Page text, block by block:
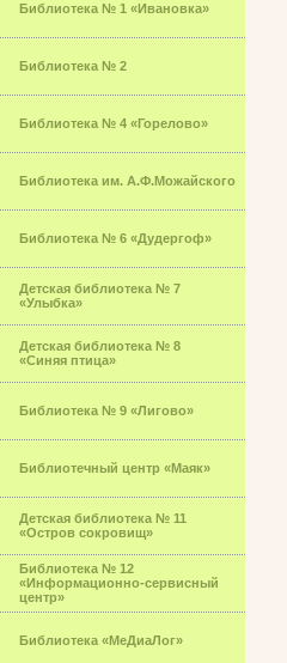
Библиотека № 1 «Ивановка»
Библиотека № 2
Библиотека № 4 «Горелово»
Библиотека им. А.Ф.Можайского
Библиотека № 6 «Дудергоф»
Детская библиотека № 7
«Улыбка»
Детская библиотека № 8
«Синяя птица»
Библиотека № 9 «Лигово»
Библиотечный центр «Маяк»
Детская библиотека № 11
«Остров сокровищ»
Библиотека № 12
«Информационно-сервисный
центр»
Библиотека «МеДиаЛог»